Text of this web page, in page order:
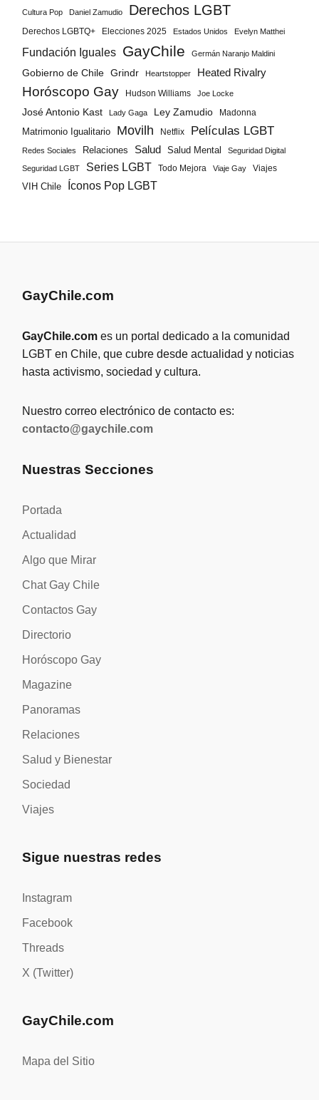
Cultura Pop Daniel Zamudio Derechos LGBT
Derechos LGBTQ+ Elecciones 2025 Estados Unidos Evelyn Matthei
Fundación Iguales GayChile Germán Naranjo Maldini
Gobierno de Chile Grindr Heartstopper Heated Rivalry
Horóscopo Gay Hudson Williams Joe Locke
José Antonio Kast Lady Gaga Ley Zamudio Madonna
Matrimonio Igualitario Movilh Netflix Películas LGBT
Redes Sociales Relaciones Salud Salud Mental Seguridad Digital
Seguridad LGBT Series LGBT Todo Mejora Viaje Gay
Viajes
VIH Chile
Íconos Pop LGBT
GayChile.com
GayChile.com es un portal dedicado a la comunidad
LGBT en Chile, que cubre desde actualidad y noticias
hasta activismo, sociedad y cultura.
Nuestro correo electrónico de contacto es:
contacto@gaychile.com
Nuestras Secciones
Portada
Actualidad
Algo que Mirar
Chat Gay Chile
Contactos Gay
Directorio
Horóscopo Gay
Magazine
Panoramas
Relaciones
Salud y Bienestar
Sociedad
Viajes
Sigue nuestras redes
Instagram
Facebook
Threads
X (Twitter)
GayChile.com
Mapa del Sitio